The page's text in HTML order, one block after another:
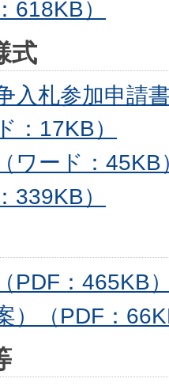
618KB）
式
入札参加申請
：17KB）
ワード：45KB
339KB）
PDF：465KB
）（PDF：